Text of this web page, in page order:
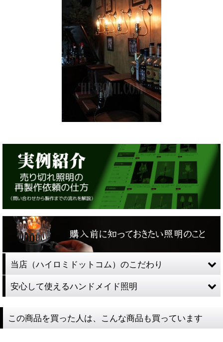
当店（ハイロミドットコム）のこだわり
安心して使えるハンドメイド照明
この商品を買った人は、こんな商品も買っています